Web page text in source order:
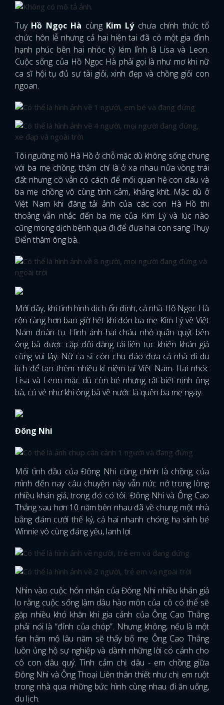
Tuy Hồ Ngọc Hà cùngKim Lýchưa chính thức tổ
chức hôn lễ nhưng cả hai hiện tai đã có một gia đình
hạnh phúc bên hai nhóc tỳ lém lỉnh là Lisa và Leon.
Cuộc sống của Hồ Ngọc Hà phải gọi là như mơ khi nữ
ca sĩ hội tụ đủ sự tài giỏi, xinh đẹp và chồng giỏi con
ngoan.
Tôi ngưỡng mộ Hà Hồ ở chỗ mặc dù không sống chung
với ba mẹ chồng, thậm chí là ở xa nhau nửa vòng trái
đất nhưng cô vẫn có cách để mối quan hệ con dâu và
ba mẹ chồng vô cùng tình cảm, khắng khít. Mặc dù ở
Việt Nam khi đăng tải ảnh của các con Hà Hồ thi
thoảng vẫn nhắc đến ba mẹ của Kim Lý và lúc nào
cũng mong dịch bệnh qua đi để đưa hai con sang Thụy
Điển thăm ông bà.
Mới đây, khi tình hình dịch ổn định, cả nhà Hồ Ngọc Hà
rộn ràng hơn bao giờ hết khi đón ba mẹ Kim Lý về Việt
Nam đoàn tụ. Hình ảnh hai cháu nhỏ quấn quýt bên
ông bà được cặp đôi đăng tải liên tục khiến khán giả
cũng vui lây. Nữ ca sĩ còn chu đáo đưa cả nhà đi du
lịch để tạo thêm nhiều kỉ niệm tại Việt Nam. Hai nhóc
Lisa và Leon mặc dù còn bé nhưng rất biết nịnh ông
bà, có vẻ như khi ông bà về nước là quên ba mẹ ngay.
Đông Nhi
Mối tình đầu của Đông Nhi cũng chính là chồng của
mình đến nay câu chuyện này vẫn nức nở trong lòng
nhiều khán giả, trong đó có tôi. Đông Nhi và Ông Cao
Thắng sau hơn 10 năm bên nhau đã về chung một nhà
bằng đám cưới thế kỷ, cả hai nhanh chóng hạ sinh bé
Winnie vô cùng đáng yêu, lanh lợi.
Nhìn vào cuộc hôn nhân của Đông Nhi nhiều khán giả
lo rằng cuộc sống làm dâu hào môn của cô có thể sẽ
gặp nhiều khó khăn khi gia cảnh của Ông Cao Thắng
phải nói là “đỉnh của chóp”. Nhưng không, nếu là một
fan hâm mộ lâu năm sẽ thấy bố mẹ Ông Cao Thắng
luôn ủng hộ sự nghiệp và dành những lời có cánh cho
cô con dâu quý. Tình cảm chị dâu - em chồng giữa
Đông Nhi và Ông Thoại Liên thân thiết như chị em ruột
trong nhà qua những bức hình cùng nhau đi ăn uống,
du lịch.